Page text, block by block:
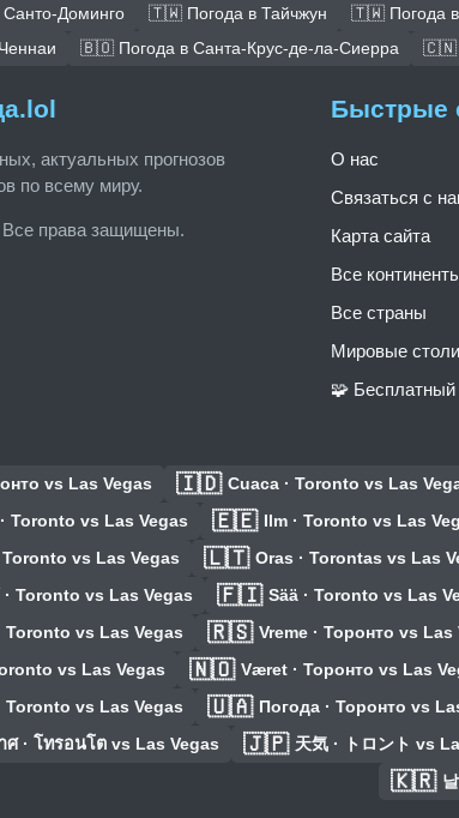
Доминго 🇹🇼 Погода в Тайчжун 🇹🇼 Погода в
🇧🇴 Погода в Санта-Крус-де-ла-Сиерра 🇨🇳
актуальных прогнозов
по всему миру.
Все права защищены.
Быстрые
О нас
Связаться с
Карта сайта
Все
Все страны
Мировые
🧩
vs Las Vegas 🇮🇩 Cuaca · Toronto vs Las
Toronto vs Las Vegas 🇪🇪 Ilm · Toronto vs Las
Toronto vs Las Vegas 🇱🇹 Oras · Torontas vs Las
· Toronto vs Las Vegas 🇫🇮 Sää · Toronto vs Las
Toronto vs Las Vegas 🇷🇸 Vreme · Торонто vs Las
vs Las Vegas 🇳🇴 Været · Торонто vs Las
Toronto vs Las Vegas 🇺🇦 Погода · Торонто vs
ศ · โทรอนโต vs Las Vegas 🇯🇵 天気 · トロント vs
🇰🇷